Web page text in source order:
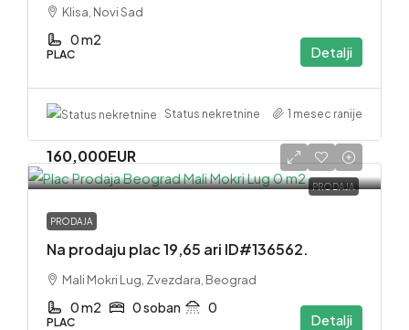
Klisa, Novi Sad
0 m2
PLAC Detalji
Status nekretnine 1 mesec ranije
PRODAJA
160,000EUR
PRODAJA
Na prodaju plac 19,65 ari ID#136562.
Mali Mokri Lug, Zvezdara, Beograd
0 m2 0 soban 0
PLAC Detalji